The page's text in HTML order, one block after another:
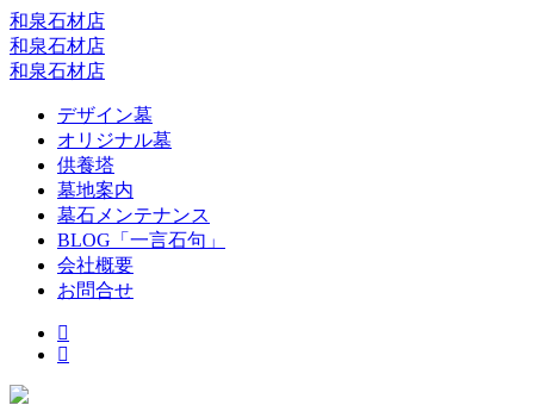
和泉石材店
和泉石材店
和泉石材店
デザイン墓
オリジナル墓
供養塔
墓地案内
墓石メンテナンス
BLOG「一言石句」
会社概要
お問合せ